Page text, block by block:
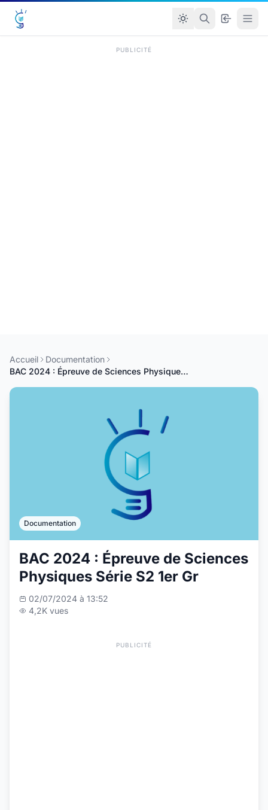
PUBLICITÉ
Accueil
Documentation
BAC 2024 : Épreuve de Sciences Physiques Série S2 1er Gr
Documentation
BAC 2024 : Épreuve de Sciences
Physiques Série S2 1er Gr
02/07/2024 à 13:52
4,2K vues
PUBLICITÉ